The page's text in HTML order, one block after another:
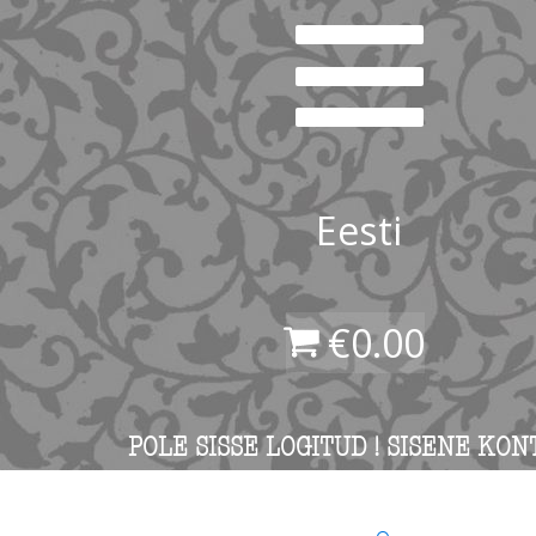
Eesti
€0.00
POLE SISSE LOGITUD ! SISENE